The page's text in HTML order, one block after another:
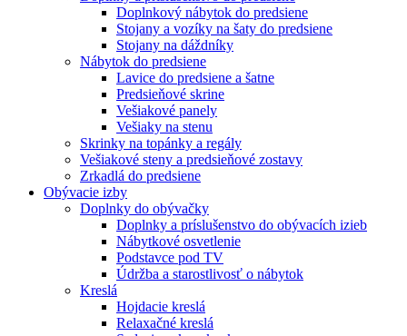
Doplnkový nábytok do predsiene
Stojany a vozíky na šaty do predsiene
Stojany na dáždníky
Nábytok do predsiene
Lavice do predsiene a šatne
Predsieňové skrine
Vešiakové panely
Vešiaky na stenu
Skrinky na topánky a regály
Vešiakové steny a predsieňové zostavy
Zrkadlá do predsiene
Obývacie izby
Doplnky do obývačky
Doplnky a príslušenstvo do obývacích izieb
Nábytkové osvetlenie
Podstavce pod TV
Údržba a starostlivosť o nábytok
Kreslá
Hojdacie kreslá
Relaxačné kreslá